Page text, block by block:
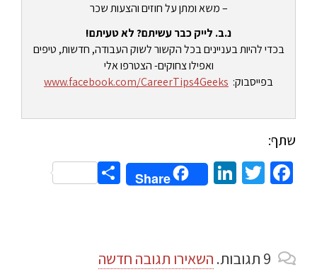
– משא ומתן על חוזים והצעות שכר
נ.ב. לייק כבר עשיתם? לא טעיתם!
בכדי להיות בעניינים בכל הקשור לשוק העבודה, חדשות, טיפים
ואפילו צחוקים- הצטרפו אלי
בפייסבוק: www.facebook.com/CareerTips4Geeks
שתף:
Facebook
Twitter
LinkedIn
Share
Share
9 תגובות. השאירו תגובה חדשה